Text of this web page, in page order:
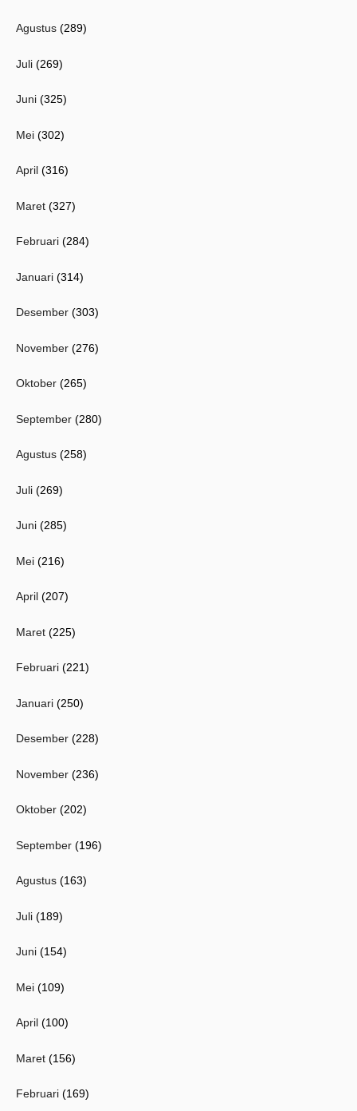
Agustus (289)
Juli (269)
Juni (325)
Mei (302)
April (316)
Maret (327)
Februari (284)
Januari (314)
Desember (303)
November (276)
Oktober (265)
September (280)
Agustus (258)
Juli (269)
Juni (285)
Mei (216)
April (207)
Maret (225)
Februari (221)
Januari (250)
Desember (228)
November (236)
Oktober (202)
September (196)
Agustus (163)
Juli (189)
Juni (154)
Mei (109)
April (100)
Maret (156)
Februari (169)